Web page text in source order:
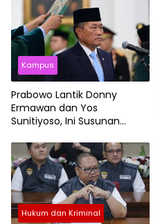
Kampus
Prabowo Lantik Donny
Ermawan dan Yos
Sunitiyoso, Ini Susunan
Republik Indonesia
Hukum dan Kriminal